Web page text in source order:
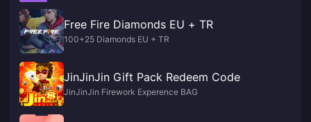
Free Fire Diamonds EU + TR
100+25 Diamonds EU + TR
JinJinJin Gift Pack Redeem Code
JinJinJin Firework Experence BAG